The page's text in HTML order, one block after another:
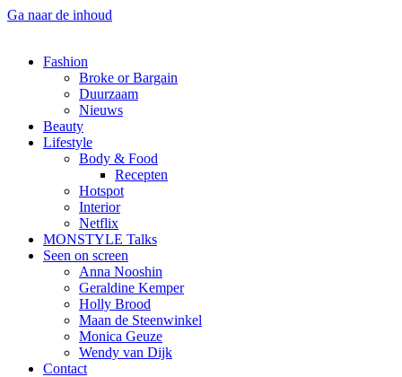
Ga naar de inhoud
Fashion
Broke or Bargain
Duurzaam
Nieuws
Beauty
Lifestyle
Body & Food
Recepten
Hotspot
Interior
Netflix
MONSTYLE Talks
Seen on screen
Anna Nooshin
Geraldine Kemper
Holly Brood
Maan de Steenwinkel
Monica Geuze
Wendy van Dijk
Contact